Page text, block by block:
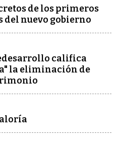
de los primeros
nuevo gobierno
califica
la eliminación de